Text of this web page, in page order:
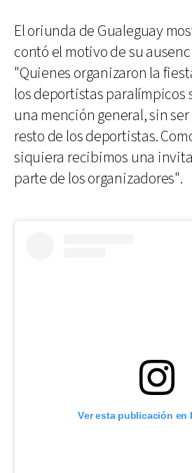
El oriunda de Gualeguay
contó el motivo de su
"Quienes organizaron la
los deportistas paralímpicos
una mención general, sin
resto de los deportistas.
siquiera recibimos una
parte de los organizadores".
Ver esta publicación en